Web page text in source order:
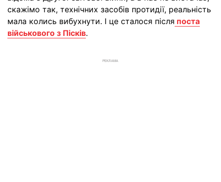
скажімо так, технічних засобів протидії, реальність
мала колись вибухнути. І це сталося після поста
військового з Пісків.
РЕКЛАМА